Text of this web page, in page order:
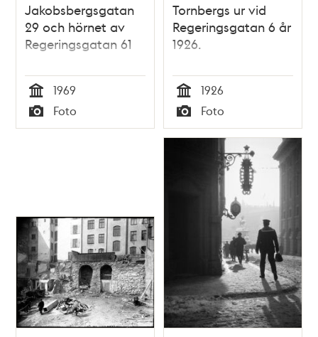
Jakobsbergsgatan
29 och hörnet av
Regeringsgatan 61
Tid
1969
Typ
Foto
Tornbergs ur vid
Regeringsgatan 6 år
1926.
Tid
1926
Typ
Foto